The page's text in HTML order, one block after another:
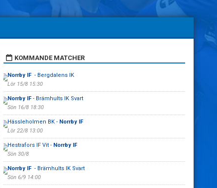
KOMMANDE MATCHER
Norrby IF - Bergdalens IK
Lör 15/8 15:30
Norrby IF - Brämhults IK Svart
Sön 16/8 18:30
Hässleholmen BK - Norrby IF
Lör 22/8 13:00
Hestrafors IF Vit - Norrby IF
Sön 30/8
Norrby IF - Brämhults IK Svart
Sön 6/9 14:00